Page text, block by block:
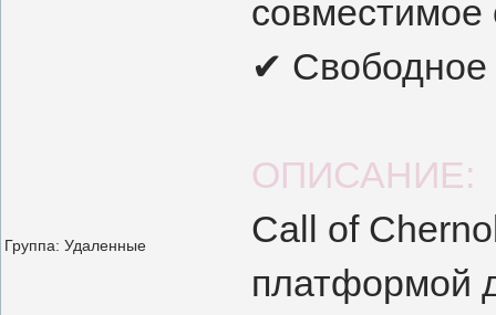
Группа: Удаленные
✔ Свободное
ОПИСАНИЕ:
Call of
платформой